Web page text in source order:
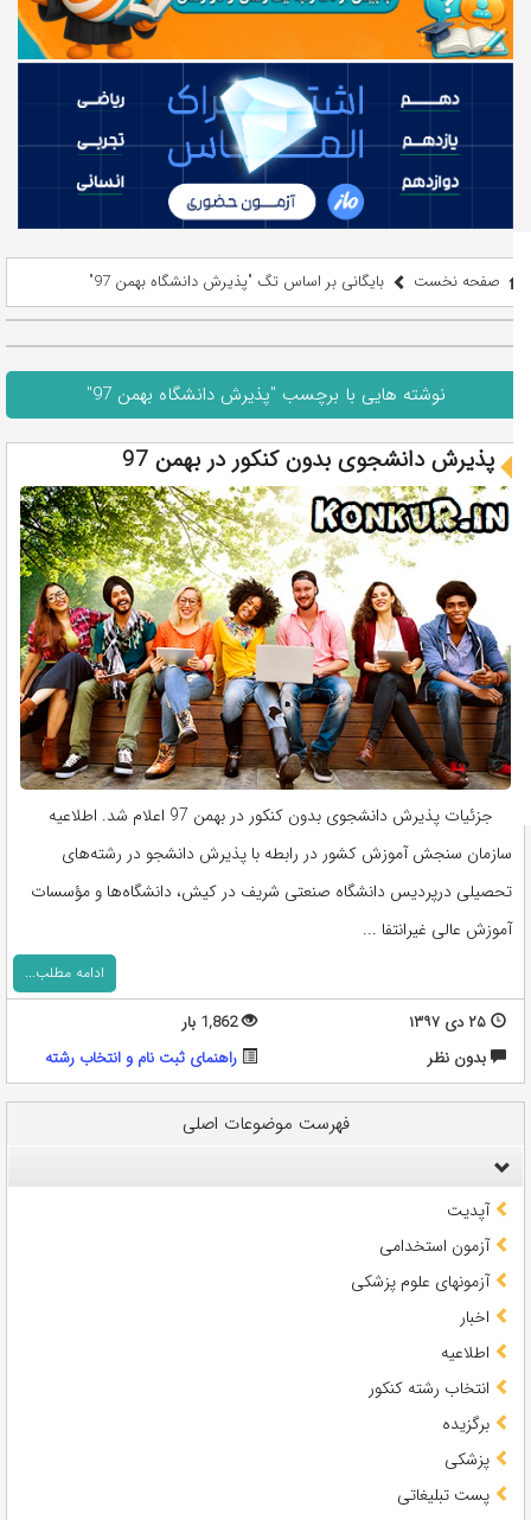
صفحه نخست بایگانی بر اساس تگ "پذیرش دانشگاه بهمن 97"
نوشته هایی با برچسب "پذیرش دانشگاه بهمن 97"
پذیرش دانشجوی بدون کنکور در بهمن 97
جزئیات پذیرش دانشجوی بدون کنکور در بهمن 97 اعلام شد. اطلاعیه
سازمان سنجش آموزش كشور در رابطه با پذیرش دانشجو در رشته‌های
تحصیلی درپردیس دانشگاه صنعتی شریف در کیش، دانشگاه‌ها و مؤسسات
آموزش عالی غیرانتفا ...
ادامه مطلب...
۲۵ دی ۱۳۹۷
1,862 بار
بدون نظر
راهنمای ثبت نام و انتخاب رشته
فهرست موضوعات اصلی
آپدیت
آزمون استخدامی
آزمونهای علوم پزشکی
اخبار
اطلاعیه
انتخاب رشته کنکور
برگزیده
پزشکی
پست تبلیغاتی